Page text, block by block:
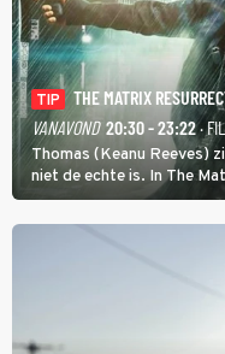
TIP
THE MATRIX
VANAVOND 20:30 - 23:22·
Thomas (Keanu Reeves)
niet de echte is. In The
proberen uit deze